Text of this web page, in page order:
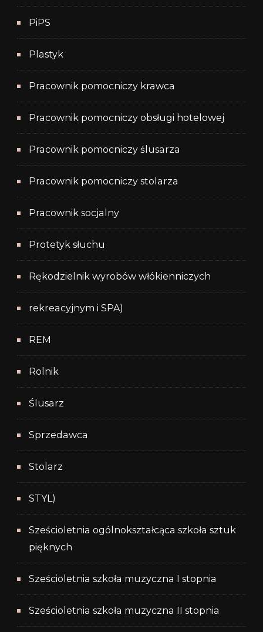
PiPS
Plastyk
Pracownik pomocniczy krawca
Pracownik pomocniczy obsługi hotelowej
Pracownik pomocniczy ślusarza
Pracownik pomocniczy stolarza
Pracownik socjalny
Protetyk słuchu
Rękodzielnik wyrobów włókienniczych
rekreacyjnym i SPA)
REM
Rolnik
Ślusarz
Sprzedawca
Stolarz
STYL)
Sześcioletnia ogólnokształcąca szkoła sztuk
pięknych
Sześcioletnia szkoła muzyczna I stopnia
Sześcioletnia szkoła muzyczna II stopnia